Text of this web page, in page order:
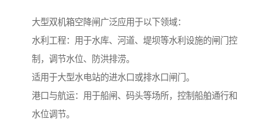
大型双机箱空降闸广泛应用于以下领域：
水利工程：用于水库、河道、堤坝等水利设施的闸门控
制，调节水位、防洪排涝。
适用于大型水电站的进水口或排水口闸门。
港口与航运：用于船闸、码头等场所，控制船舶通行和
水位调节。